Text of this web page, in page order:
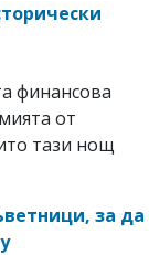
финансова
от
тази нощ
за да